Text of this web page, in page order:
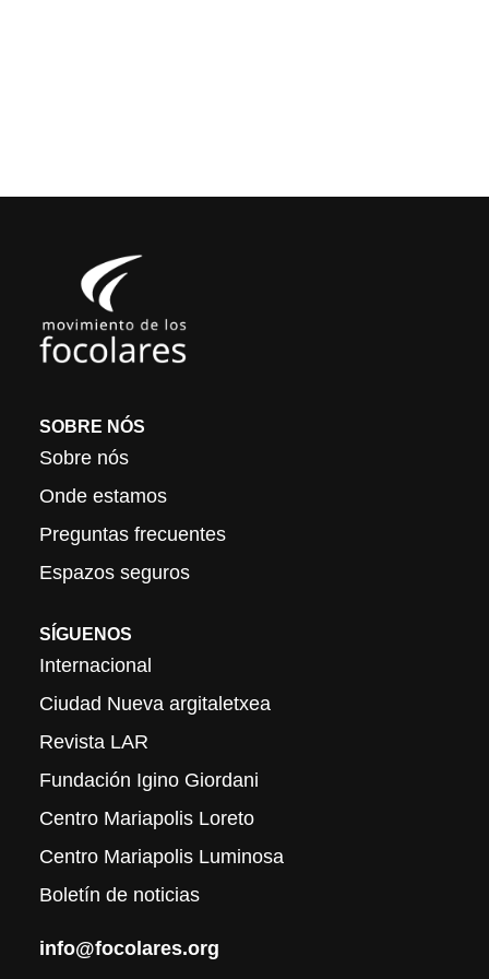
SOBRE NÓS
Sobre nós
Onde estamos
Preguntas frecuentes
Espazos seguros
SÍGUENOS
Internacional
Ciudad Nueva argitaletxea
Revista LAR
Fundación Igino Giordani
Centro Mariapolis Loreto
Centro Mariapolis Luminosa
Boletín de noticias
info@focolares.org